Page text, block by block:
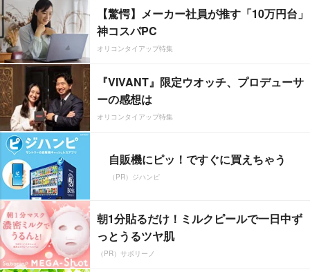
【驚愕】メーカー社員が推す「10万円台」
神コスパPC
オリコンタイアップ特集
『VIVANT』限定ウオッチ、プロデューサ
ーの感想は
オリコンタイアップ特集
自販機にピッ！ですぐに買えちゃう
（PR）ジハンピ
朝1分貼るだけ！ミルクピールで一日中ず
っとうるツヤ肌
（PR）サボリーノ